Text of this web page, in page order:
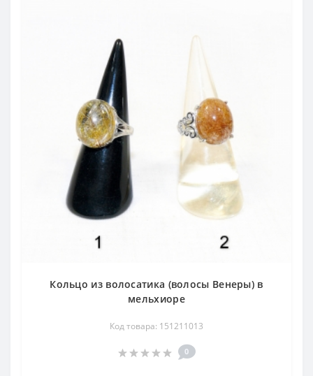
Кольцо из волосатика (волосы Венеры) в
мельхиоре
Код товара: 151211013
0